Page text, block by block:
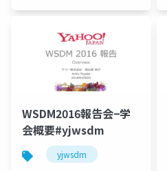
WSDM2016報告会−学
会概要#yjwsdm
yjwsdm